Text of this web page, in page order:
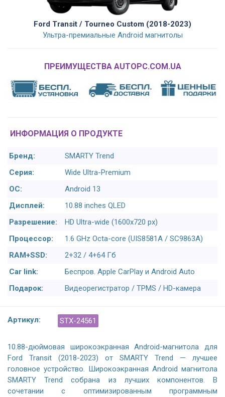
Ford Transit / Tourneo Custom (2018-2023)
Ультра-премиальные Android магнитолы
ПРЕИМУЩЕСТВА AUTOPC.COM.UA
ИНФОРМАЦИЯ О ПРОДУКТЕ
Бренд:
SMARTY Trend
Серия:
Wide Ultra-Premium
ОС:
Android 13
Дисплей:
10.88 inches QLED
Разрешение:
HD Ultra-wide (1600x720 px)
Процессор:
1.6 GHz Octa-core (UIS8581A / SC9863A)
RAM+SSD:
2+32 / 4+64 Гб
Car link:
Беспров. Apple CarPlay и Android Auto
Подарок:
Видеорегистратор / TPMS / HD-камера
Артикул: STX-24561
10.88-дюймовая широкоэкранная Android-магнитола для
Ford Transit (2018-2023) от SMARTY Trend — лучшее
головное устройство. Широкоэкранная Android магнитола
SMARTY Trend собрана из лучших компонентов. В
сочетании с оптимизированным программным